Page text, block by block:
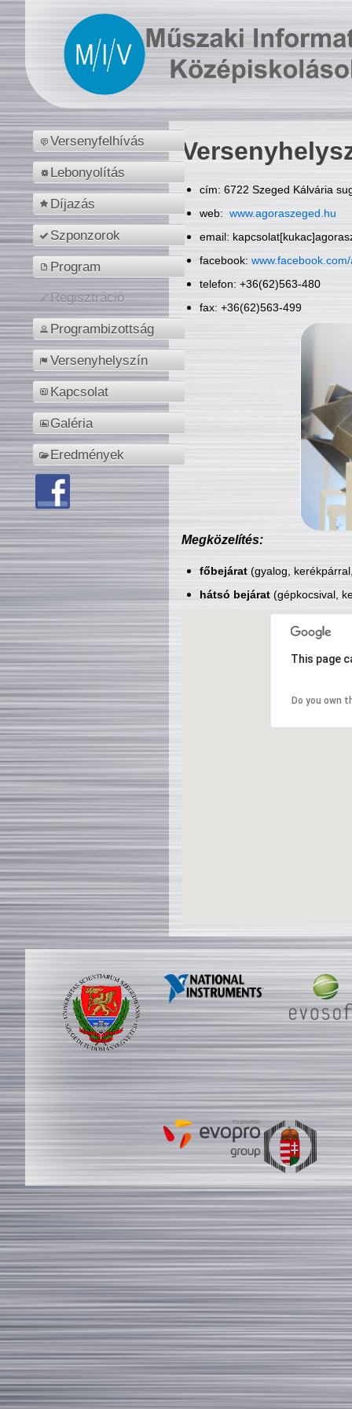
Versenyfelhívás
Lebonyolítás
Díjazás
Szponzorok
Program
Regisztráció
Programbizottság
Versenyhelyszín
Kapcsolat
Galéria
Eredmények
cím: 6722 Szeged Kálvária
web: www.agoraszeged.hu
email:
facebook:
telefon: +36(62)563-480
fax: +36(62)563-499
Megközelítés:
főbejárat(gyalog,
hátsó bejárat(gépkocsival,
This page
Do you own